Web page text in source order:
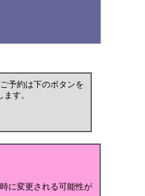
予約は下のボタンを
す。
に変更される可能性が